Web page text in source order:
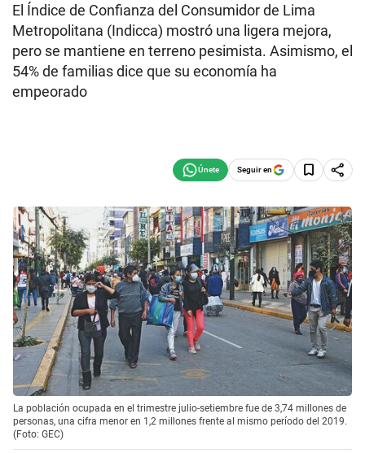
El Índice de Confianza del Consumidor de Lima
Metropolitana (Indicca) mostró una ligera mejora,
pero se mantiene en terreno pesimista. Asimismo, el
54% de familias dice que su economía ha
empeorado
Seguir en
La población ocupada en el trimestre julio-setiembre fue de 3,74 millones de
personas, una cifra menor en 1,2 millones frente al mismo período del 2019.
(Foto: GEC)